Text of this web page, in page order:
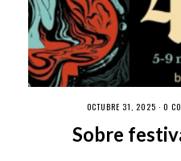
OCTUBRE 31, 2025 · 0
Sobre